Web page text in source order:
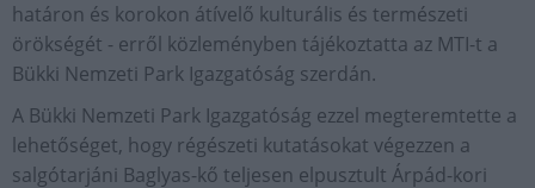
határon és korokon átívelő kulturális és természeti
örökségét - erről közleményben tájékoztatta az MTI-t a
Bükki Nemzeti Park Igazgatóság szerdán.
A Bükki Nemzeti Park Igazgatóság ezzel megteremtette a
lehetőséget, hogy régészeti kutatásokat végezzen a
salgótarjáni Baglyas-kő teljesen elpusztult Árpád-kori